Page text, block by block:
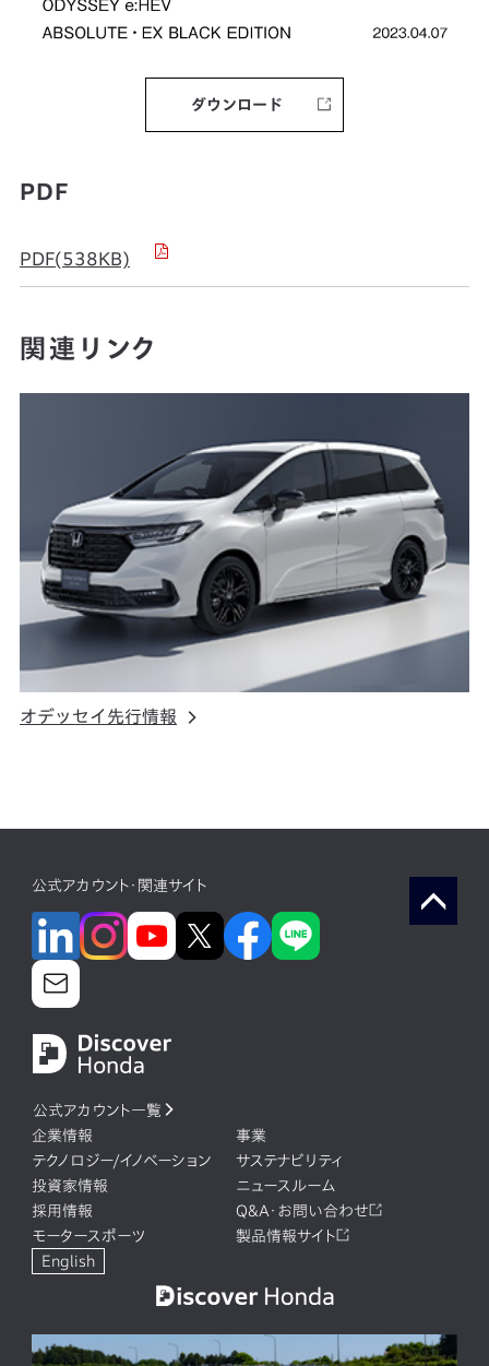
ダウンロード
PDF
PDF(538KB)
関連リンク
オデッセイ先行情報
公式アカウント・関連サイト
公式アカウント一覧
企業情報
事業
テクノロジー/イノベーション
サステナビリティ
投資家情報
ニュースルーム
採用情報
Q&A・お問い合わせ
モータースポーツ
製品情報サイト
English